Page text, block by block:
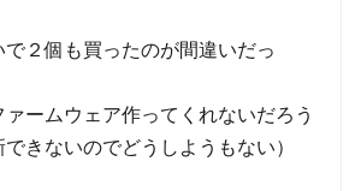
で２個も買ったのが間違いだっ
ームウェア作ってくれないだろう
きないのでどうしようもない）